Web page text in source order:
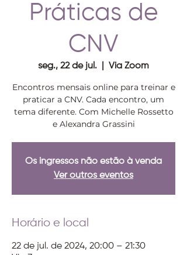
Práticas de
CNV
seg., 22 de jul. Via Zoom
Encontros mensais online para treinar e
praticar a CNV. Cada encontro, um
tema diferente. Com Michelle Rossetto
e Alexandra Grassini
Os ingressos não estão à venda
Ver outros eventos
Horário e local
22 de jul. de 2024, 20:00 – 21:30